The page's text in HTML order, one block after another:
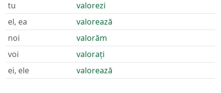
tu
valorezi
el, ea
valorează
noi
valorăm
voi
valorați
ei, ele
valorează